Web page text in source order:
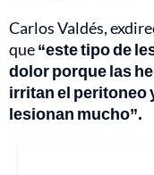
Carlos Valdés,
que“este tipo de
dolor porque las
irritan el peritoneo
lesionan mucho”.